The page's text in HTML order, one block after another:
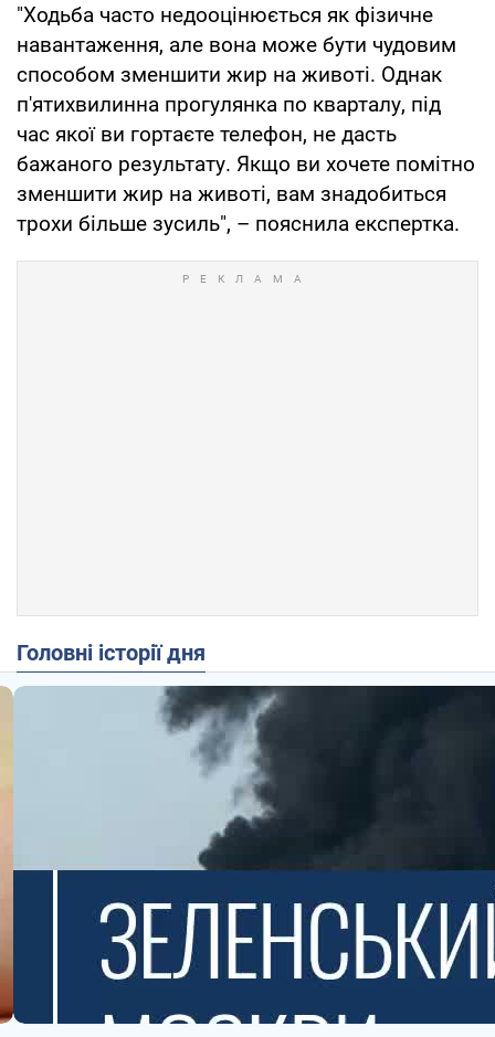
"Ходьба часто недооцінюється як фізичне
навантаження, але вона може бути чудовим
способом зменшити жир на животі. Однак
п'ятихвилинна прогулянка по кварталу, під
час якої ви гортаєте телефон, не дасть
бажаного результату. Якщо ви хочете помітно
зменшити жир на животі, вам знадобиться
трохи більше зусиль", – пояснила експертка.
Головні історії дня